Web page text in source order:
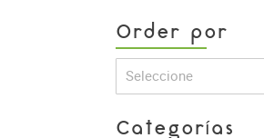
Order por
Seleccione
Categorías